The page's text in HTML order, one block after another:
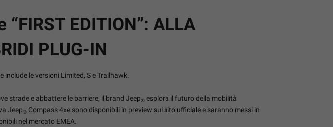
“FIRST EDITION”: ALLA
PLUG-IN
le versioni Limited, S e Trailhawk.
strade e abbattere le barriere, il brand Jeep® esplora il futuro della mobilità
Jeep® Compass 4xe sono disponibili in preview sul sito ufficialee saranno messi in
nel mercato EMEA.